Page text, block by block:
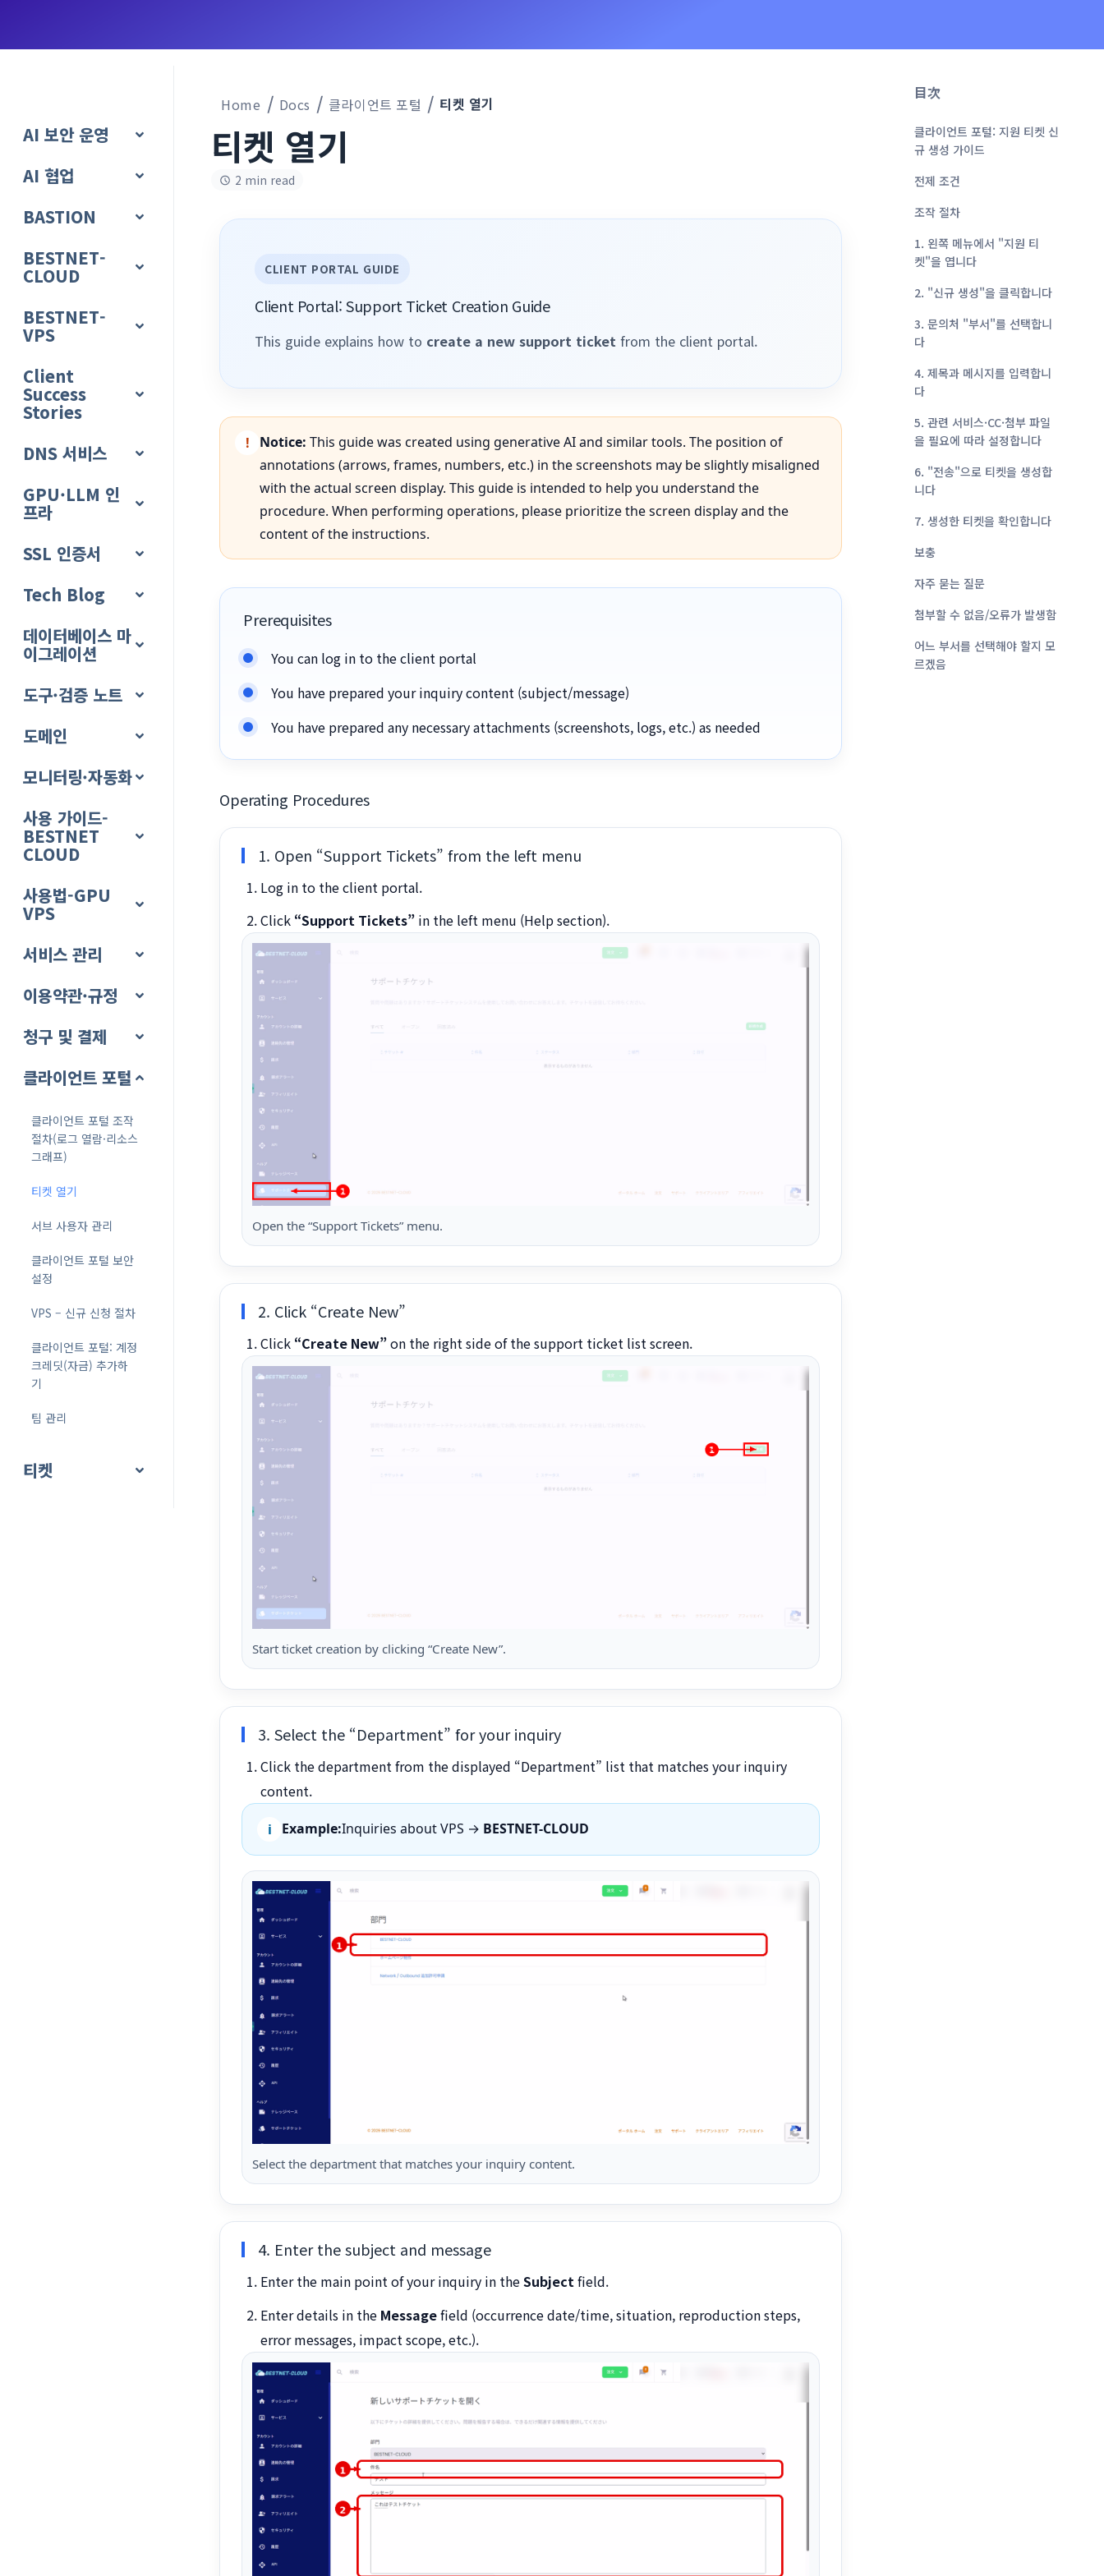
AI 보안 운영
AI 협업
BASTION
BESTNET-
CLOUD
BESTNET-
VPS
Client
Success
Stories
DNS 서비스
GPU·LLM 인
프라
SSL 인증서
Tech Blog
데이터베이스 마
이그레이션
도구·검증 노트
도메인
모니터링·자동화
사용 가이드-
BESTNET
CLOUD
사용법-GPU
VPS
서비스 관리
이용약관·규정
청구 및 결제
클라이언트 포털
클라이언트 포털 조작
절차(로그 열람·리소스
그래프)
티켓 열기
서브 사용자 관리
클라이언트 포털 보안
설정
VPS – 신규 신청 절차
클라이언트 포털: 계정
크레딧(자금) 추가하
기
팀 관리
티켓
Home Docs 클라이언트 포털 티켓 열기
티켓 열기
2 min read
CLIENT PORTAL GUIDE
Client Portal: Support Ticket Creation Guide
This guide explains how to create a new support ticket from the client portal.
Notice: This guide was created using generative AI and similar tools. The position of
annotations (arrows, frames, numbers, etc.) in the screenshots may be slightly misaligned
with the actual screen display. This guide is intended to help you understand the
procedure. When performing operations, please prioritize the screen display and the
content of the instructions.
Prerequisites
You can log in to the client portal
You have prepared your inquiry content (subject/message)
You have prepared any necessary attachments (screenshots, logs, etc.) as needed
Operating Procedures
1. Open “Support Tickets” from the left menu
Log in to the client portal.
Click “Support Tickets”in the left menu (Help section).
Open the “Support Tickets” menu.
2. Click “Create New”
Click “Create New”on the right side of the support ticket list screen.
Start ticket creation by clicking “Create New”.
3. Select the “Department” for your inquiry
Click the department from the displayed “Department” list that matches your inquiry
content.
Example:Inquiries about VPS → BESTNET-CLOUD
Select the department that matches your inquiry content.
4. Enter the subject and message
Enter the main point of your inquiry in theSubjectfield.
Enter details in the Messagefield (occurrence date/time, situation, reproduction steps,
error messages, impact scope, etc.).
目次
클라이언트 포털: 지원 티켓 신
규 생성 가이드
전제 조건
조작 절차
1. 왼쪽 메뉴에서 "지원 티
켓"을 엽니다
2. "신규 생성"을 클릭합니다
3. 문의처 "부서"를 선택합니
다
4. 제목과 메시지를 입력합니
다
5. 관련 서비스·CC·첨부 파일
을 필요에 따라 설정합니다
6. "전송"으로 티켓을 생성합
니다
7. 생성한 티켓을 확인합니다
보충
자주 묻는 질문
첨부할 수 없음/오류가 발생함
어느 부서를 선택해야 할지 모
르겠음